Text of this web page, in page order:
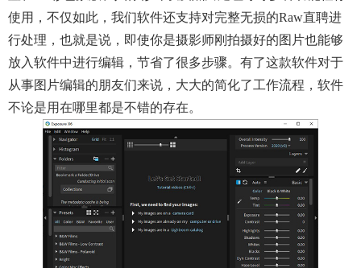
使用，不仅如此，我们软件还支持对完整无损的raw直聘进
行处理，也就是说，即使你是摄影师刚拍摄好的图片也能够
放入软件中进行编辑，节省了很多步骤。有了这款软件对于
从事图片编辑的朋友们来说，大大的简化了工作流程，软件
不论是用在哪里都是不错的存在。